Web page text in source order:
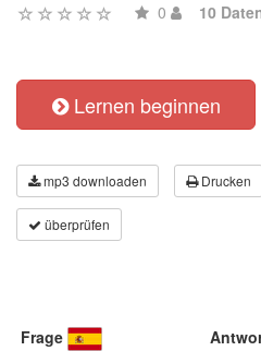
0 10
Lernen beginnen
mp3 downloaden Drucken
überprüfen
Frage